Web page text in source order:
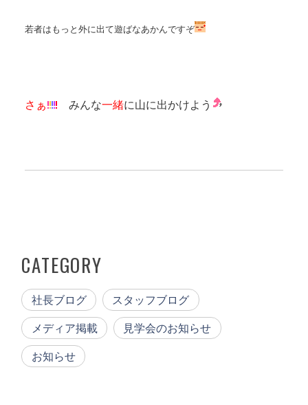
若者はもっと外に出て遊ばなあかんですぞ
さぁ みんな一緒に山に出かけよう
CATEGORY
社長ブログ スタッフブログ
メディア掲載 見学会のお知らせ
お知らせ